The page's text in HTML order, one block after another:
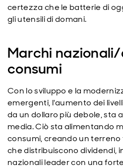
certezza che le batterie di
gli utensili di domani.
Marchi
consumi
Con lo sviluppo e la
emergenti, l'aumento dei
da un dollaro più debole, sta
media. Ciò sta alimentando
consumi, creando un
che distribuiscono dividendi,
nazionali leader con una